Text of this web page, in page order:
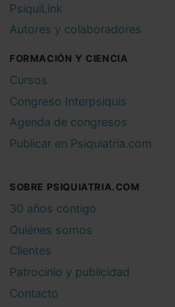
PsiquiLink
Autores y colaboradores
FORMACIÓN Y CIENCIA
Cursos
Congreso Interpsiquis
Agenda de congresos
Publicar en Psiquiatria.com
SOBRE PSIQUIATRIA.COM
30 años contigo
Quiénes somos
Clientes
Patrocinio y publicidad
Contacto